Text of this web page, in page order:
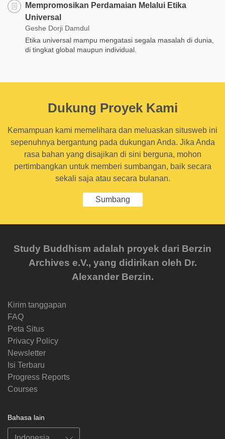
Mempromosikan Perdamaian Melalui Etika
Universal
Geshe Dorji Damdul
Etika universal mampu mengatasi segala masalah di dunia,
di tingkat global maupun individual.
Dukung Proyek Kami
Kemampuan kami memelihara dan meluaskan situsweb ini
sepenuhnya bergantung pada dukungan Anda. Jika Anda
rasa bahan yang disajikan di sini berguna, mohon
pertimbangkan untuk memberi sumbangan, baik secara
sekali saja atau secara bulanan.
Sumbang
Study Buddhism adalah proyek dari Berzin
Archives e.V., yang didirikan oleh Dr.
Alexander Berzin.
Kirim tanggapan
FAQ
Peta Situs
Privacy Policy
Newsletter
Isi Terbaru
Progress Reports
Courses
Bahasa lain